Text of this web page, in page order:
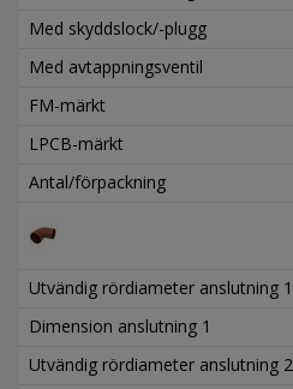
Med skyddslock/-plugg
Med avtappningsventil
FM-märkt
LPCB-märkt
Antal/förpackning
Utvändig rördiameter anslutning 1
Dimension anslutning 1
Utvändig rördiameter anslutning 2